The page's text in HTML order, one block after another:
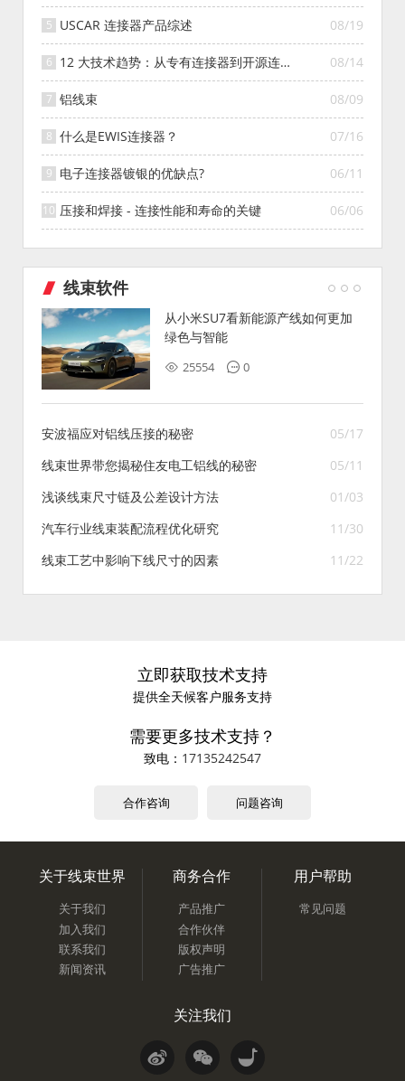
08/19
USCAR 连接器产品综述
08/14
12 大技术趋势：从专有连接器到开源连接
器的演变
08/09
铝线束
07/16
什么是EWIS连接器？
06/11
电子连接器镀银的优缺点?
06/06
压接和焊接 - 连接性能和寿命的关键
线束软件
从小米SU7看新能源产线如何更加
绿色与智能
25554 0
05/17
安波福应对铝线压接的秘密
05/11
线束世界带您揭秘住友电工铝线的秘密
01/03
浅谈线束尺寸链及公差设计方法
11/30
汽车行业线束装配流程优化研究
11/22
线束工艺中影响下线尺寸的因素
立即获取技术支持
提供全天候客户服务支持
需要更多技术支持？
致电： 17135242547
合作咨询 问题咨询
关于线束世界
关于我们
加入我们
联系我们
新闻资讯
商务合作
产品推广
合作伙伴
版权声明
广告推广
用户帮助
常见问题
关注我们